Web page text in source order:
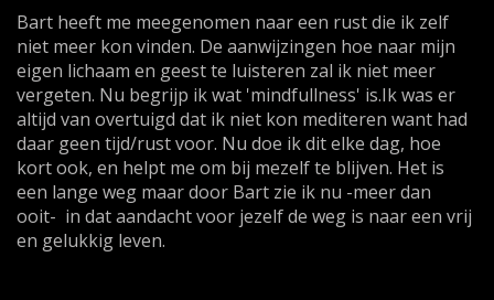
Bart heeft me meegenomen naar een rust die ik zelf
niet meer kon vinden. De aanwijzingen hoe naar mijn
eigen lichaam en geest te luisteren zal ik niet meer
vergeten. Nu begrijp ik wat 'mindfullness' is.Ik was er
altijd van overtuigd dat ik niet kon mediteren want had
daar geen tijd/rust voor. Nu doe ik dit elke dag, hoe
kort ook, en helpt me om bij mezelf te blijven. Het is
een lange weg maar door Bart zie ik nu -meer dan
ooit- in dat aandacht voor jezelf de weg is naar een vrij
en gelukkig leven.